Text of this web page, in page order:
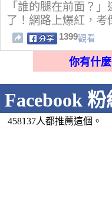
「誰的腿在前面？
了！網路上爆紅，考
1399觀看
你有什
Facebook
458137人都推薦這個。